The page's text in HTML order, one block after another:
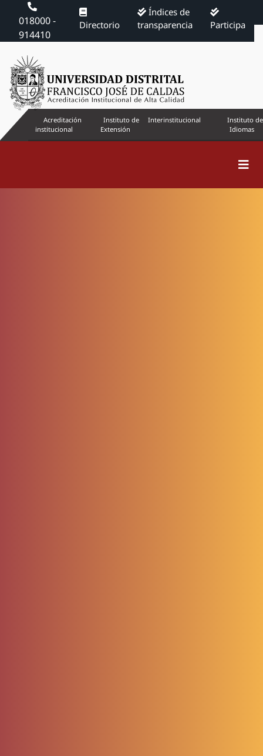
018000 -
914410
Directorio
Índices de
transparencia
Participa
Acreditación
institucional
Instituto de
Extensión
Interinstitucional
Instituto de
Idiomas